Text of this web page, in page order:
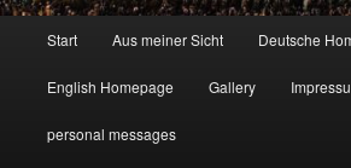
Start Aus meiner Sicht Deutsche
English Homepage Gallery
personal messages